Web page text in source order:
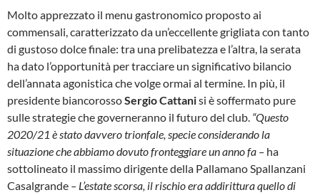
Molto apprezzato il menu gastronomico proposto ai
commensali, caratterizzato da un’eccellente grigliata con tanto
di gustoso dolce finale: tra una prelibatezza e l’altra, la serata
ha dato l’opportunità per tracciare un significativo bilancio
dell’annata agonistica che volge ormai al termine. In più, il
presidente biancorossoSergio Cattanisi è soffermato pure
sulle strategie che governeranno il futuro del club. “Questo
2020/21 è stato davvero trionfale, specie considerando la
situazione che abbiamo dovuto fronteggiare un anno fa – ha
sottolineato il massimo dirigente della Pallamano Spallanzani
Casalgrande – L’estate scorsa, il rischio era addirittura quello di